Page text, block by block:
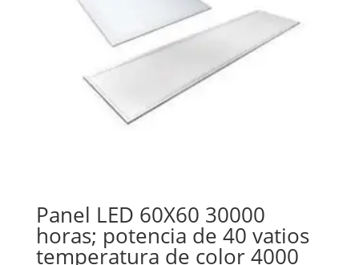
Panel LED 60X60 30000
horas; potencia de 40 vatios
temperatura de color 4000